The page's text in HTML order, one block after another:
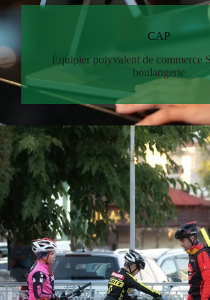
CAP
Équipier polyvalent de commerce
boulangerie